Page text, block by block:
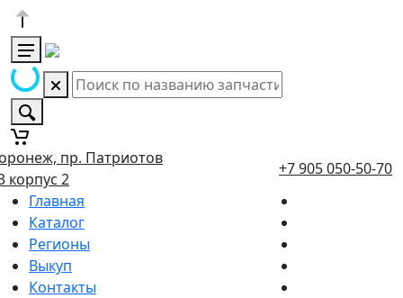
пр. Патриотов
корпус 2
+7 905 050-50-70
Главная
Каталог
Регионы
Выкуп
Контакты